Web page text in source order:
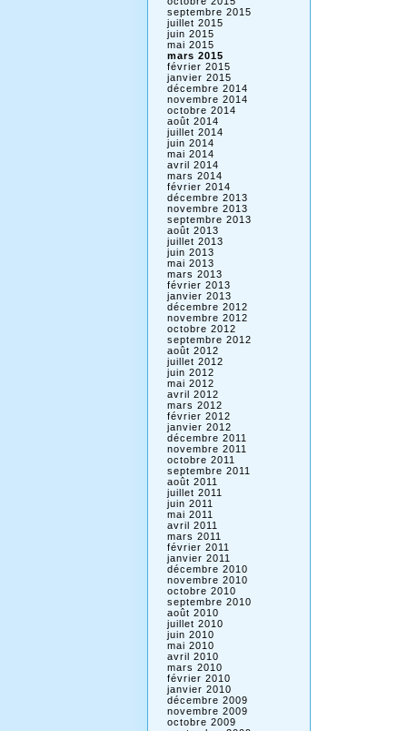
septembre 2015
juillet 2015
juin 2015
mai 2015
mars 2015
février 2015
janvier 2015
décembre 2014
novembre 2014
octobre 2014
août 2014
juillet 2014
juin 2014
mai 2014
avril 2014
mars 2014
février 2014
décembre 2013
novembre 2013
septembre 2013
août 2013
juillet 2013
juin 2013
mai 2013
mars 2013
février 2013
janvier 2013
décembre 2012
novembre 2012
octobre 2012
septembre 2012
août 2012
juillet 2012
juin 2012
mai 2012
avril 2012
mars 2012
février 2012
janvier 2012
décembre 2011
novembre 2011
octobre 2011
septembre 2011
août 2011
juillet 2011
juin 2011
mai 2011
avril 2011
mars 2011
février 2011
janvier 2011
décembre 2010
novembre 2010
octobre 2010
septembre 2010
août 2010
juillet 2010
juin 2010
mai 2010
avril 2010
mars 2010
février 2010
janvier 2010
décembre 2009
novembre 2009
octobre 2009